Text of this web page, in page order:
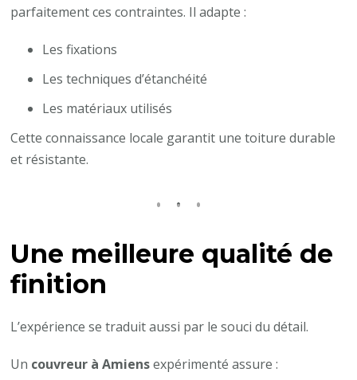
parfaitement ces contraintes. Il adapte :
Les fixations
Les techniques d’étanchéité
Les matériaux utilisés
Cette connaissance locale garantit une toiture durable
et résistante.
Une meilleure qualité de
finition
L’expérience se traduit aussi par le souci du détail.
Un couvreur à Amiensexpérimenté assure :